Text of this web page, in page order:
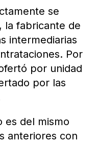
se
la fabricante de
intermediarias
Por
por unidad
por las
es del mismo
anteriores con